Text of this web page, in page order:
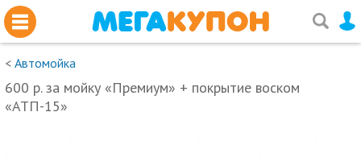
< Автомойка
600 р. за мойку «Премиум» + покрытие воском
«АТП-15»